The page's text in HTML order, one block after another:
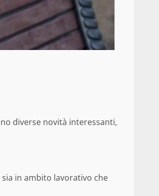
diverse novità interessanti,
in ambito lavorativo che